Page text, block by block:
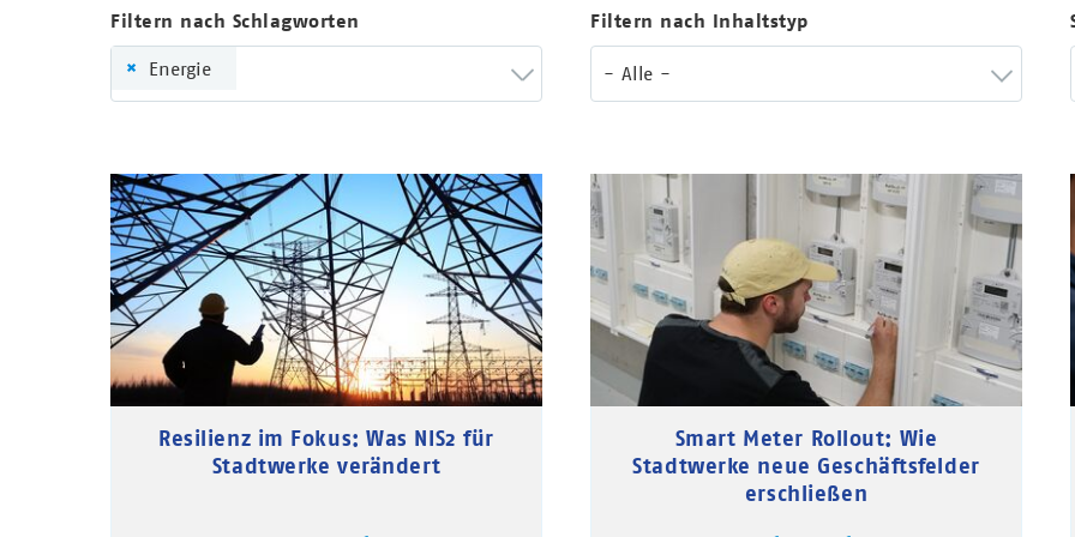
Filtern nach Schlagworten
× Energie
Filtern nach Inhaltstyp
- Alle -
Resilienz im Fokus: Was NIS2 für
Stadtwerke verändert
Smart Meter Rollout: Wie
Stadtwerke neue Geschäftsfelder
erschließen